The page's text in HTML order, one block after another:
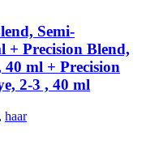
Semi-
+ Precision Blend,
40 ml + Precision
2-3 , 40 ml
, haar